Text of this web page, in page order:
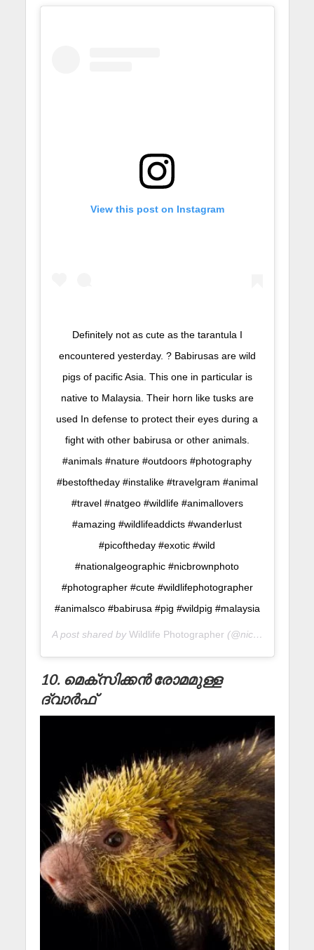
View this post on Instagram
Definitely not as cute as the tarantula I
encountered yesterday. ? Babirusas are wild
pigs of pacific Asia. This one in particular is
native to Malaysia. Their horn like tusks are
used In defense to protect their eyes during a
fight with other babirusa or other animals.
#animals #nature #outdoors #photography
#bestoftheday #instalike #travelgram #animal
#travel #natgeo #wildlife #animallovers
#amazing #wildlifeaddicts #wanderlust
#picoftheday #exotic #wild
#nationalgeographic #nicbrownphoto
#photographer #cute #wildlifephotographer
#animalsco #babirusa #pig #wildpig #malaysia
A post shared by Wildlife Photographer (@nicbrownphoto) on
10. മെക്സിക്കൻ രോമമുള്ള
ദ്വാർഫ്